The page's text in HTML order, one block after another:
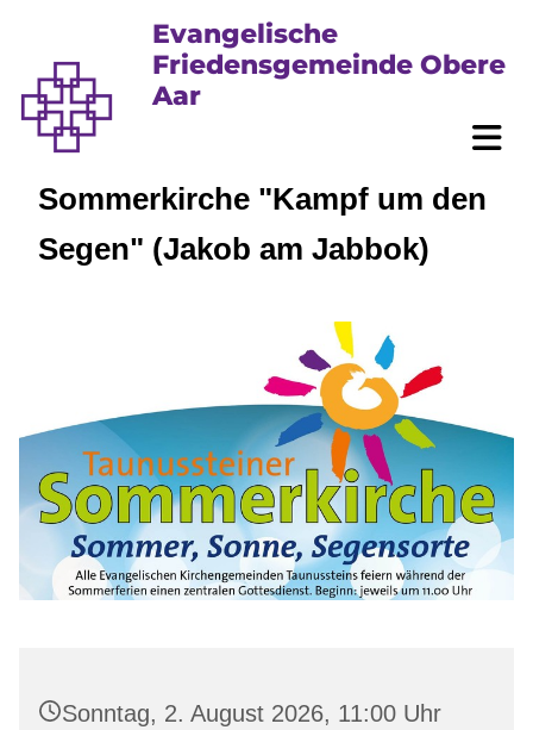
Evangelische
Friedensgemeinde Obere
Aar
Sommerkirche "Kampf um den
Segen" (Jakob am Jabbok)
Sonntag, 2. August 2026, 11:00 Uhr